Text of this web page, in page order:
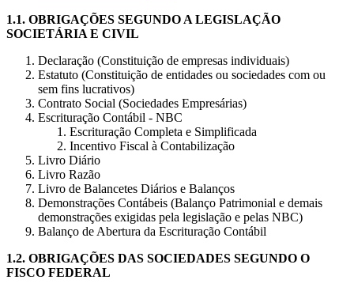
1.1. OBRIGAÇÕES SEGUNDO A LEGISLAÇÃO
SOCIETÁRIA E CIVIL
Declaração (Constituição de empresas individuais)
Estatuto (Constituição de entidades ou sociedades com ou
sem fins lucrativos)
Contrato Social (Sociedades Empresárias)
Escrituração Contábil - NBC
Escrituração Completa e Simplificada
Incentivo Fiscal à Contabilização
Livro Diário
Livro Razão
Livro de Balancetes Diários e Balanços
Demonstrações Contábeis (Balanço Patrimonial e demais
demonstrações exigidas pela legislação e pelas NBC)
Balanço de Abertura da Escrituração Contábil
1.2. OBRIGAÇÕES DAS SOCIEDADES SEGUNDO O
FISCO FEDERAL